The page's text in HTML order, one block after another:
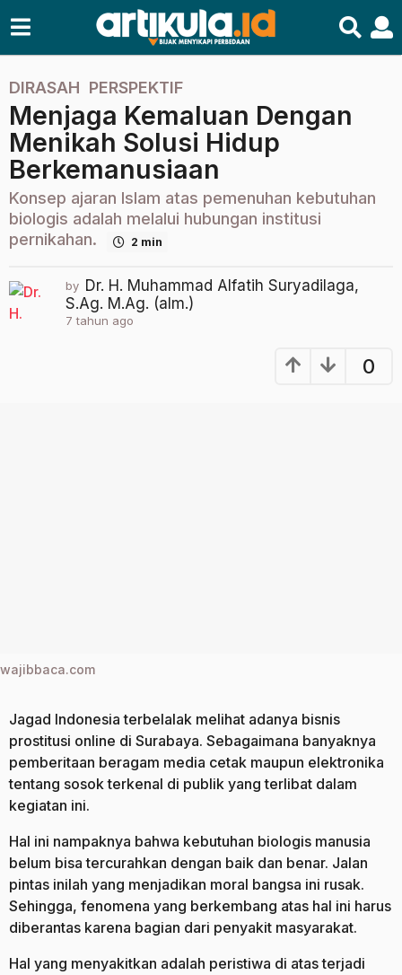
7
t
a
h
u
n
a
g
2
t
DIRASAH ,PERSPEKTIF
Menjaga Kemaluan Dengan
Menikah Solusi Hidup
Berkemanusiaan
Konsep ajaran Islam atas pemenuhan kebutuhan
biologis adalah melalui hubungan institusi
pernikahan.
2 min
by Dr. H. Muhammad Alfatih Suryadilaga,
S.Ag. M.Ag. (alm.)
7 tahun ago
0
wajibbaca.com
Jagad Indonesia terbelalak melihat adanya bisnis
prostitusi online di Surabaya. Sebagaimana banyaknya
pemberitaan beragam media cetak maupun elektronika
tentang sosok terkenal di publik yang terlibat dalam
kegiatan ini.
Hal ini nampaknya bahwa kebutuhan biologis manusia
belum bisa tercurahkan dengan baik dan benar. Jalan
pintas inilah yang menjadikan moral bangsa ini rusak.
Sehingga, fenomena yang berkembang atas hal ini harus
diberantas karena bagian dari penyakit masyarakat.
Hal yang menyakitkan adalah peristiwa di atas terjadi